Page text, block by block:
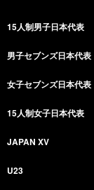
15人制男子日本代表
男子セブンズ日本代表
女子セブンズ日本代表
15人制女子日本代表
JAPAN XV
U23